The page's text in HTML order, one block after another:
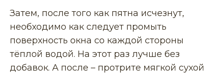
Затем, после того как пятна исчезнут,
необходимо как следует промыть
поверхность окна со каждой стороны
тёплой водой. На этот раз лучше без
добавок. А после – протрите мягкой сухой